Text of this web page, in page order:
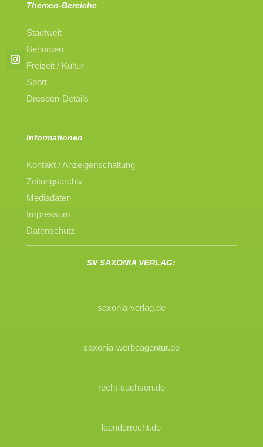
Themen-Bereiche
Stadtweit
Behörden
Freizeit / Kultur
Sport
Dresden-Details
Informationen
Kontakt / Anzeigenschaltung
Zeitungsarchiv
Mediadaten
Impressum
Datenschutz
SV SAXONIA VERLAG:
saxonia-verlag.de
saxonia-werbeagentur.de
recht-sachsen.de
laenderrecht.de